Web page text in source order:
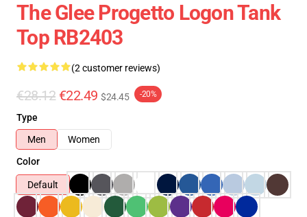
The Glee Progetto Logon Tank
Top RB2403
(2 customer reviews)
€28.12 €22.49 $24.45 -20%
Type
Men
Women
Color
Default